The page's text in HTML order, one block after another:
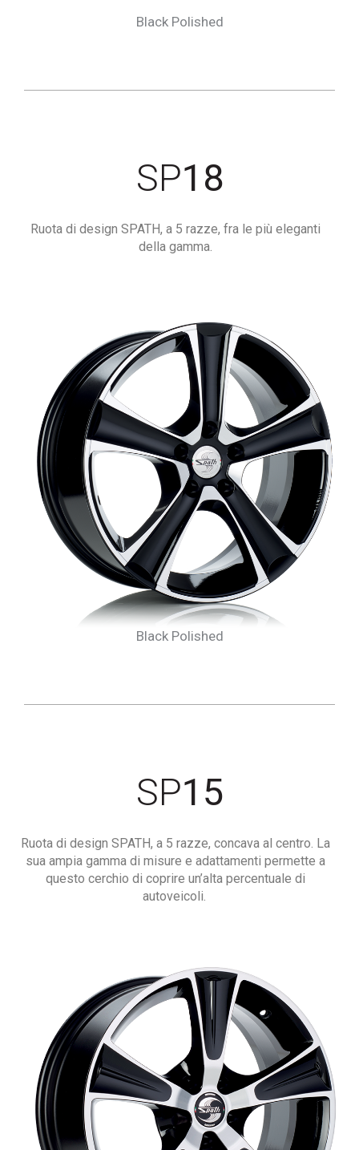
Black Polished
SP18
Ruota di design SPATH, a 5 razze, fra le più eleganti
della gamma.
Black Polished
SP15
Ruota di design SPATH, a 5 razze, concava al centro. La
sua ampia gamma di misure e adattamenti permette a
questo cerchio di coprire un’alta percentuale di
autoveicoli.